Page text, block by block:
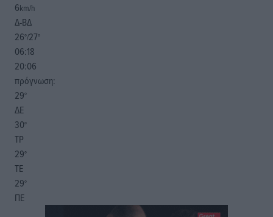
6km/h
Δ-ΒΔ
26°/27°
06:18
20:06
πρόγνωση:
29°
ΔΕ
30°
ΤΡ
29°
ΤΕ
29°
ΠΕ